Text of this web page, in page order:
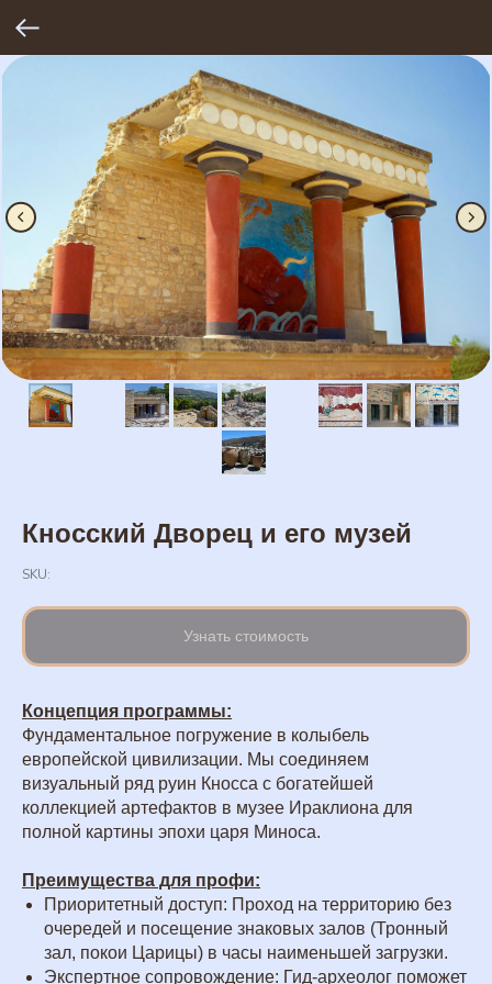
Кносский Дворец и его музей
SKU:
Узнать стоимость
Концепция программы:
Фундаментальное погружение в колыбель
европейской цивилизации. Мы соединяем
визуальный ряд руин Кносса с богатейшей
коллекцией артефактов в музее Ираклиона для
полной картины эпохи царя Миноса.
Преимущества для профи:
Приоритетный доступ: Проход на территорию без
очередей и посещение знаковых залов (Тронный
зал, покои Царицы) в часы наименьшей загрузки.
Экспертное сопровождение: Гид-археолог поможет